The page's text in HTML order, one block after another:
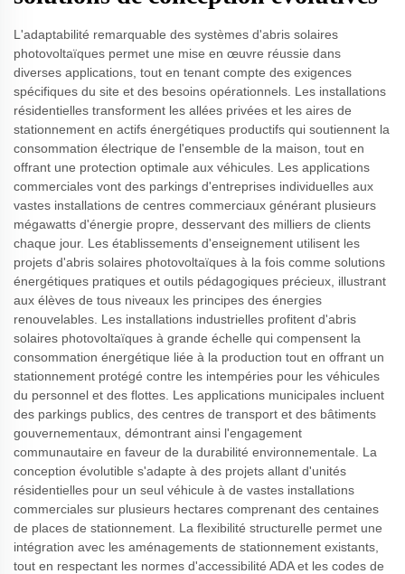
L'adaptabilité remarquable des systèmes d'abris solaires
photovoltaïques permet une mise en œuvre réussie dans
diverses applications, tout en tenant compte des exigences
spécifiques du site et des besoins opérationnels. Les installations
résidentielles transforment les allées privées et les aires de
stationnement en actifs énergétiques productifs qui soutiennent la
consommation électrique de l'ensemble de la maison, tout en
offrant une protection optimale aux véhicules. Les applications
commerciales vont des parkings d'entreprises individuelles aux
vastes installations de centres commerciaux générant plusieurs
mégawatts d'énergie propre, desservant des milliers de clients
chaque jour. Les établissements d'enseignement utilisent les
projets d'abris solaires photovoltaïques à la fois comme solutions
énergétiques pratiques et outils pédagogiques précieux, illustrant
aux élèves de tous niveaux les principes des énergies
renouvelables. Les installations industrielles profitent d'abris
solaires photovoltaïques à grande échelle qui compensent la
consommation énergétique liée à la production tout en offrant un
stationnement protégé contre les intempéries pour les véhicules
du personnel et des flottes. Les applications municipales incluent
des parkings publics, des centres de transport et des bâtiments
gouvernementaux, démontrant ainsi l'engagement
communautaire en faveur de la durabilité environnementale. La
conception évolutible s'adapte à des projets allant d'unités
résidentielles pour un seul véhicule à de vastes installations
commerciales sur plusieurs hectares comprenant des centaines
de places de stationnement. La flexibilité structurelle permet une
intégration avec les aménagements de stationnement existants,
tout en respectant les normes d'accessibilité ADA et les codes de